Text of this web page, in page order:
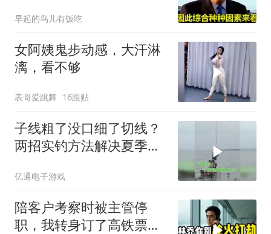
早起的鸟儿有饭吃
女阿姨鬼步动感，大汗淋
漓，看不够
表哥爱跳舞 16跟贴
子线粗了没口细了切线？
两招实钓方法解决夏季难
亿通电子游戏
陪客户考察时被主管停
职，我转身订了高铁票。